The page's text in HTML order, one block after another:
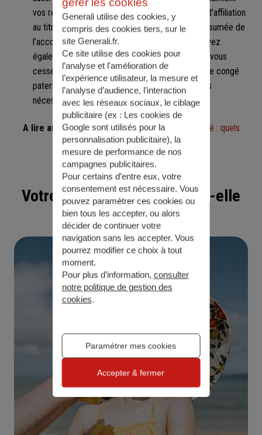
vos revenus. Il vous suffit de justifier de 6 mois d'affiliation
au titre d'une activité indépendante à la date présumée de
l'accouchement ou de début du congé. Vous devez
également déclarer sur l'honneur à la CPAM que vous
cesserez toute activité pendant cette période de congé
paternité. Vous trouverez toutes les informations
nécessaires sur le site de la CPAM, Ameli.fr.
A lire aussi:Auto-entrepreneur et congé maternité : quels
sont vos droits ?
Votre famille s'agrandit ? Est-elle
bien protégée ?
gérer les cookies
Generali utilise des cookies, y
compris des cookies tiers, sur le
site Generali.fr.
Ce site utilise des cookies pour
l’analyse et l'amélioration de
l’expérience utilisateur, la mesure et
l’analyse d’audience, l’interaction
avec les réseaux sociaux, le ciblage
publicitaire (ex : Les cookies de
Google sont utilisés pour la
personnalisation publicitaire), la
mesure de performance de nos
campagnes publicitaires.
Pour certains d’entre eux, votre
consentement est nécessaire. Vous
pouvez paramétrer ces cookies ou
bien tous les accepter, ou alors
décider de continuer votre
navigation sans les accepter. Vous
pourrez modifier ce choix à tout
moment.
Pour plus d’information, consulter
notre politique de gestion des
cookies.
Paramétrer mes cookies
Accepter & fermer